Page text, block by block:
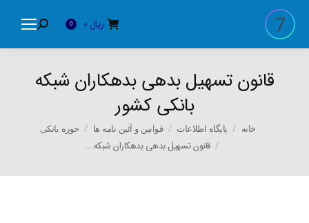
ریال 0
Search:
قانون تسهیل بدهی بدهکاران شبکه
بانکی کشور
You are here:
خانه پایگاه اطلاعات قوانین و آئین نامه ها حوزه بانکی
قانون تسهیل بدهی بدهکاران شبکه…